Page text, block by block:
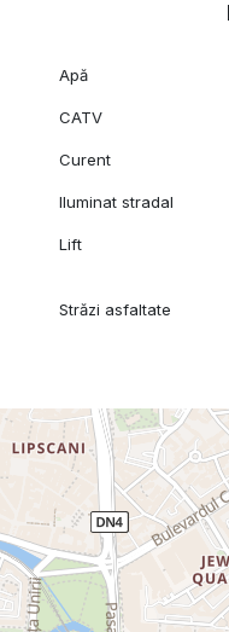
Apă
CATV
Curent
Iluminat stradal
Lift
Străzi asfaltate